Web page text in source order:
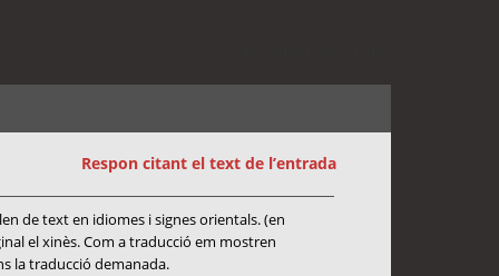
Respon citant el text de l’entrada
de text en idiomes i signes orientals. (en
el xinès. Com a traducció em mostren
la traducció demanada.